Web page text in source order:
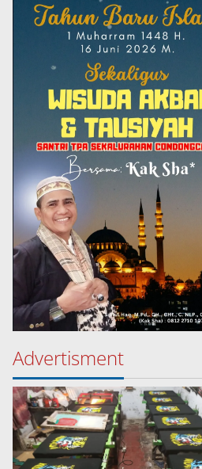
Advertisment